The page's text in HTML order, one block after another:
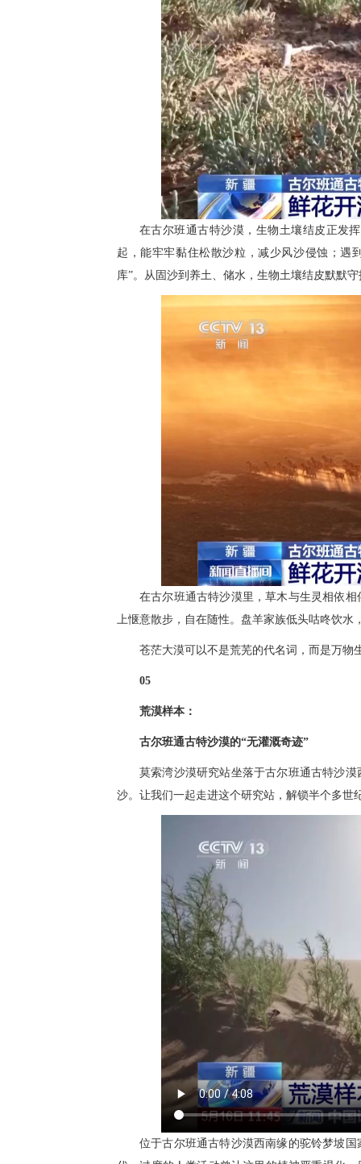
在古尔班通古特沙漠，生物土壤结皮正发
起，能牢牢黏住松散沙粒，减少风沙侵蚀；遇
库”。从固沙到养土、储水，生物土壤结皮默默
在古尔班通古特沙漠里，草木与生灵相依
上惬意散步，自在随性。盘羊家族低头咕咚饮
苍茫大漠可以不是荒芜的代名词，而是万物
05
荒漠样本：
古尔班通古特沙漠的“无灌溉奇迹”
莫索湾沙漠研究站坐落于古尔班通古特沙
沙。让我们一起走进这个研究站，解锁半个多世
位于古尔班通古特沙漠西南缘的驼铃梦坡